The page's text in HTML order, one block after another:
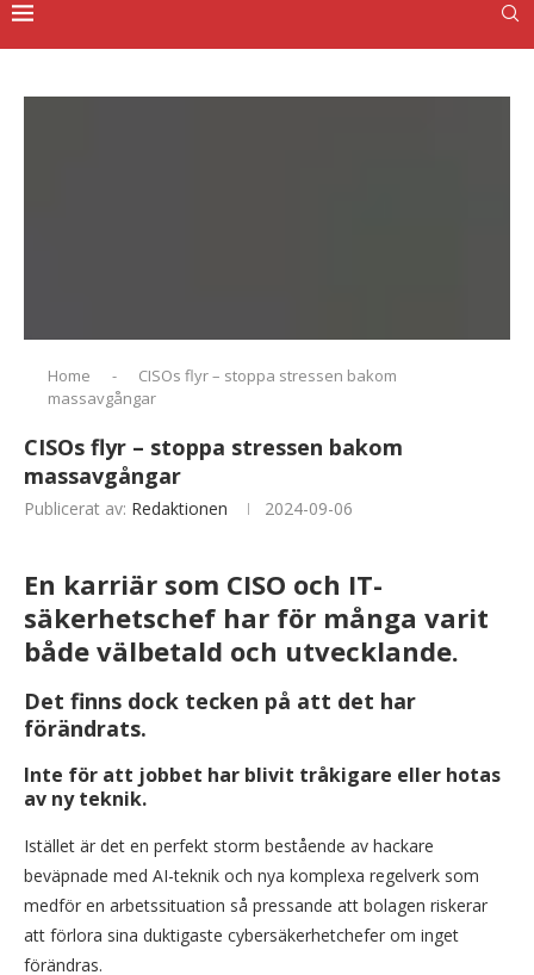
Home -
CISOs flyr – stoppa stressen bakom
massavgångar
CISOs flyr – stoppa stressen bakom
massavgångar
Publicerat av: Redaktionen 2024-09-06
En karriär som CISO och IT-
säkerhetschef har för många varit
både välbetald och utvecklande.
Det finns dock tecken på att det har
förändrats.
Inte för att jobbet har blivit tråkigare eller hotas
av ny teknik.
Istället är det en perfekt storm bestående av hackare
beväpnade med AI-teknik och nya komplexa regelverk som
medför en arbetssituation så pressande att bolagen riskerar
att förlora sina duktigaste cybersäkerhetchefer om inget
förändras.